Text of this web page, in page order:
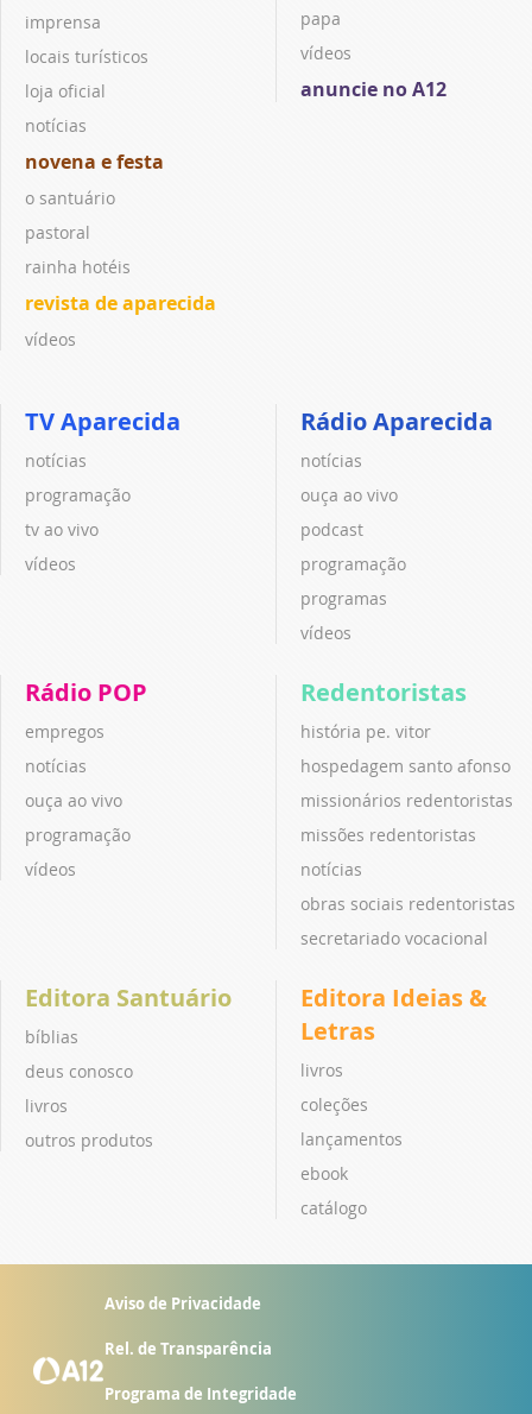
imprensa
locais turísticos
loja oficial
notícias
novena e festa
o santuário
pastoral
rainha hotéis
revista de aparecida
vídeos
papa
vídeos
anuncie no A12
TV Aparecida
notícias
programação
tv ao vivo
vídeos
Rádio Aparecida
notícias
ouça ao vivo
podcast
programação
programas
vídeos
Rádio POP
empregos
notícias
ouça ao vivo
programação
vídeos
Redentoristas
história pe. vitor
hospedagem santo afonso
missionários redentoristas
missões redentoristas
notícias
obras sociais redentoristas
secretariado vocacional
Editora Santuário
bíblias
deus conosco
livros
outros produtos
Editora Ideias &
Letras
livros
coleções
lançamentos
ebook
catálogo
Aviso de Privacidade
Rel. de Transparência
Programa de Integridade